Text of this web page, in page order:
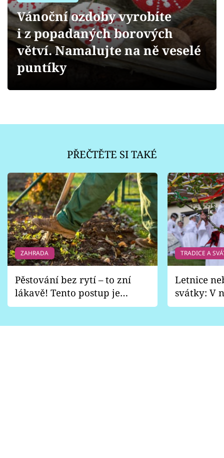
Přihlášení
Sledujte nás
Vánoční ozdoby vyrobíte
i z popadaných borových
větví. Namalujte na ně veselé
puntíky
PŘEČTĚTE SI TAKÉ
ZAHRADA
Pěstování bez rytí – to zní
lákavě! Tento postup je
vhodný jen pro některé
TRADICE A
Letnice
svátky: V
pondělí